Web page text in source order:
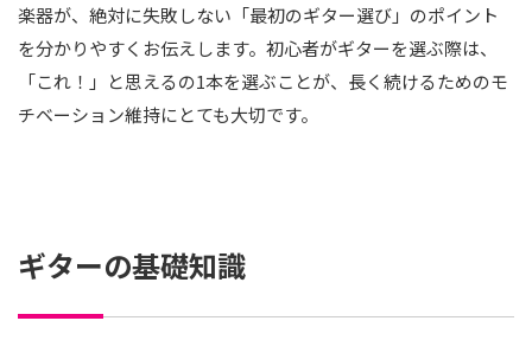
楽器が、絶対に失敗しない「最初のギター選び」のポイント
を分かりやすくお伝えします。初心者がギターを選ぶ際は、
「これ！」と思えるの1本を選ぶことが、長く続けるためのモ
チベーション維持にとても大切です。
ギターの基礎知識